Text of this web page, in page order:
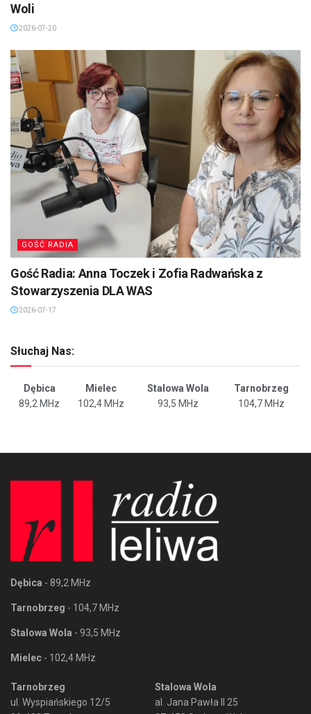
Woli
2026-07-20
GOŚĆ RADIA
Gość Radia: Anna Toczek i Zofia Radwańska z
Stowarzyszenia DLA WAS
2026-07-17
Słuchaj Nas:
Dębica Mielec Stalowa Wola
Tarnobrzeg
89,2 MHz
102,4 MHz 93,5 MHz 104,7 MHz
Dębica - 89,2 MHz
Tarnobrzeg - 104,7 MHz
Stalowa Wola - 93,5 MHz
Mielec - 102,4 MHz
Tarnobrzeg
ul. Wyspiańskiego 12/5
Stalowa Wola
al. Jana Pawła II 25